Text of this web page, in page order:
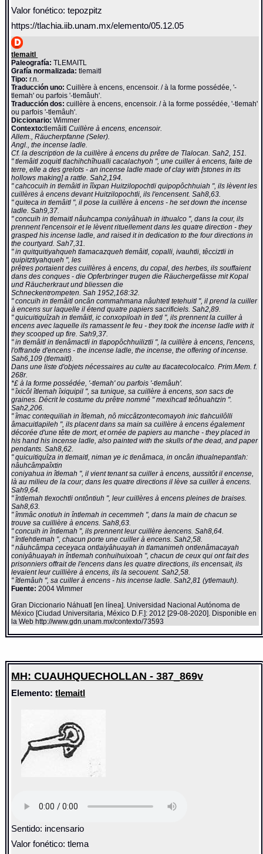
Valor fonético: tepozpitz
https://tlachia.iib.unam.mx/elemento/05.12.05
tlemaitl
Paleografía: TLEMAITL
Grafía normalizada: tlemaitl
Tipo: r.n.
Traducción uno: Cuillère à encens, encensoir. / à la forme possédée, '-
tlemah' ou parfois '-tlemâuh'.
Traducción dos: cuillère à encens, encensoir. / à la forme possédée, '-tlemah'
ou parfois '-tlemâuh'.
Diccionario:Wimmer
Contexto:tlemâitlCuillère à encens, encensoir.
Allem., Räucherpfanne (Seler).
Angl., the incense ladle.
Cf. la description de la cuillère à encens du prêtre de Tlalocan. Sah2, 151.
" tlemâitl zoquitl tlachihchîhualli cacalachyoh ", une cuiller à encens, faite de
terre, elle a des grelots - an incense ladle made of clay with [stones in its
hollows making] a rattle. Sah2,194.
" cahcocuih in tlemâitl in îîxpan Huitzilopochtli quipopôchhuiah ", ils lèvent les
cuillères à encens devant Huitzilopochtli, ils l'encensent. Sah8,63.
" quiteca in tlemâitl ", il pose la cuillère à encens - he set down the incense
ladle. Sah9,37.
" concuih in tlemaitl nâuhcampa coniyâhuah in ithualco ", dans la cour, ils
prennent l'encensoir et le lèvent rituellement dans les quatre direction - they
grasped his incense ladle, and raised it in dedication to the four directions in
the courtyard. Sah7,31.
" in quitquitiyahqueh tlamacazqueh tlemâitl, copalli, ivauhtli, têcciztli in
quipitztiyahqueh ", les
prêtres portaient des cuillères à encens, du copal, des herbes, ils souffaient
dans des conques - die Opferbringer trugen die Räuchergefässe mit Kopal
und Räucherkraut und bliessen die
Schneckentrompeten. Sah 1952,168:32.
" concuih in tlemâitl oncân commahmana nâuhtetl tetehuitl ", il prend la cuiller
à encens sur laquelle il étend quatre papiers sacrificiels. Sah2,89.
" quicuitiquîzah in tlemâitl, ic conxopiloah in tletl ", ils prennent la cuiller à
encens avec laquelle ils ramassent le feu - they took the incense ladle with it
they scooped up fire. Sah9,37.
" in tlemâitl in tlenâmactli in tlapopôchhuiliztli ", la cuillère à encens, l'encens,
l'offrande d'encens - the incense ladle, the incense, the offering of incense.
Sah6,109 (tlemaitl).
Dans une liste d'objets nécessaires au culte au tlacatecolocalco. Prim.Mem. f.
268r.
*£ à la forme possédée, '-tlemah' ou parfois '-tlemâuh'.
" îxicôl îtlemah îxiquipil ", sa tunique, sa cuillère à encens, son sacs de
graines. Décrit le costume du prêtre nommé " mexihcatl teôhuahtzin ".
Sah2,206.
" îmac contequiliah in îtlemah, nô miccâtzontecomayoh inic tlahcuilôlli
âmacuitlapileh ", ils placent dans sa main sa cuillère à encens également
décorée d'une tête de mort, et ornée de papiers au manche - they placed in
his hand his incense ladle, also painted with the skulls of the dead, and paper
pendants. Sah8,62.
" quicuitiquîza in tlemaitl, niman ye ic tlenâmaca, in oncân ithualnepantlah:
nâuhcâmpaîxtin
coniyahua in îtlemah ", il vient tenant sa cuiller à encens, aussitôt il encense,
là au milieu de la cour; dans les quatre directions il lève sa cuiller à encens.
Sah9,64.
" întlemah tlexochtli ontôntiuh ", leur cuillères à encens pleines de braises.
Sah8,63.
" îmmâc onotiuh in întlemah in cecemmeh ", dans la main de chacun se
trouve sa cuillière à encens. Sah8,63.
" concuih in întlemah ", ils prennent leur cuillère àencens. Sah8,64.
" întlehtlemah ", chacun porte une cuiller à encens. Sah2,58.
" nâuhcâmpa ceceyaca ontlaiyâhuayah in tlamanimeh ontlenâmacayah
coniyâhuayah in întlemah conhuihuixoah ", chacun de ceux qui ont fait des
prisonniers offrait de l'encens dans les quatre directions, ils encensait, ils
levaient leur cuillière à encens, ils la secouent. Sah2,58.
" îtlemâuh ", sa cuiller à encens - his incense ladle. Sah2,81 (ytlemauh).
Fuente: 2004 Wimmer
Gran Diccionario Náhuatl [en línea]. Universidad Nacional Autónoma de
México [Ciudad Universitaria, México D.F.]: 2012 [29-08-2020]. Disponible en
la Web http://www.gdn.unam.mx/contexto/73593
MH: CUAUHQUECHOLLAN - 387_869v
Elemento:tlemaitl
Sentido: incensario
Valor fonético: tlema